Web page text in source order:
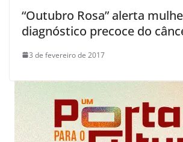
“Outubro Rosa” alerta
diagnóstico precoce do
3 de fevereiro de 2017